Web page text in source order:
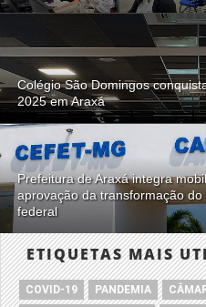
Colégio São Domingos
2025 em Araxá
Prefeitura de Araxá integra
aprovação da transformação
federal
ETIQUETAS MAIS
COVID-19 PANDEMIA